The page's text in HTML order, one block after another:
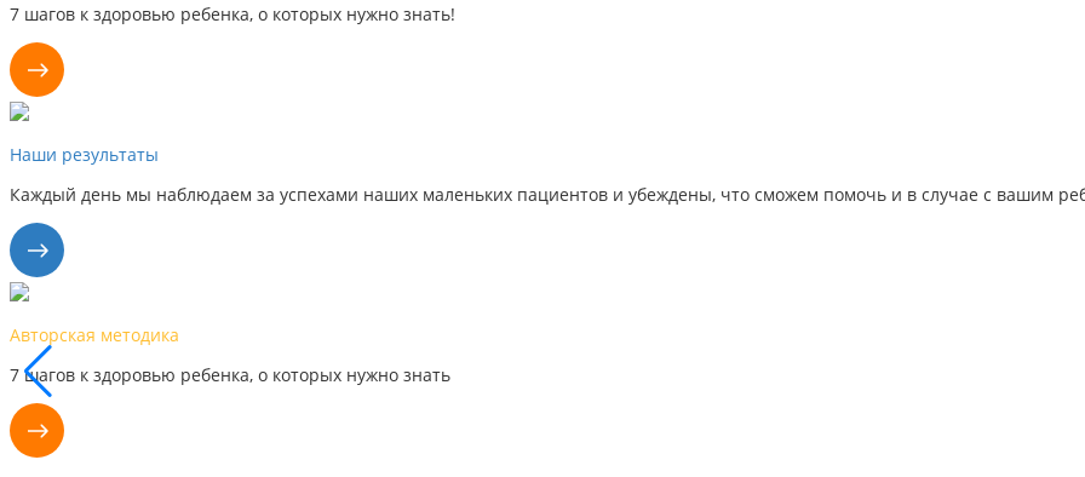
7 шагов к здоровью ребенка, о которых нужно знать!
Наши результаты
Каждый день мы наблюдаем за успехами наших маленьких пациентов и убеждены, что сможем помочь и в случае с вашим
Авторская методика
7 шагов к здоровью ребенка, о которых нужно знать